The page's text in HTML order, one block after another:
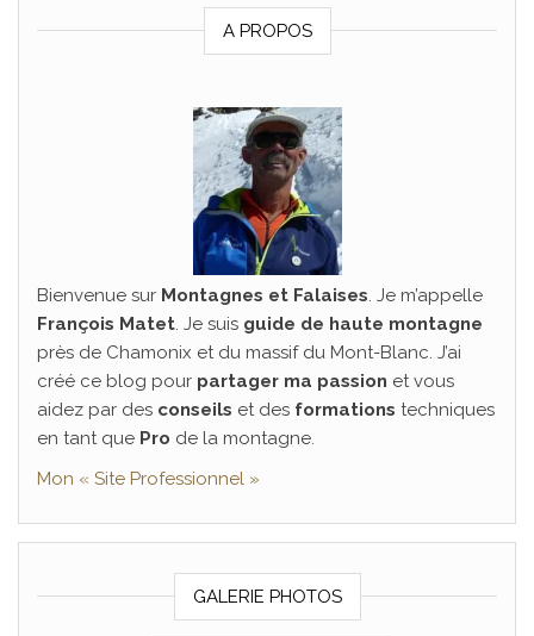
A PROPOS
Bienvenue sur Montagnes et Falaises. Je m’appelle
François Matet. Je suis guide de haute montagne
près de Chamonix et du massif du Mont-Blanc. J’ai
créé ce blog pour partager ma passion et vous
aidez par des conseils et des formations techniques
en tant que Pro de la montagne.
Mon « Site Professionnel »
GALERIE PHOTOS